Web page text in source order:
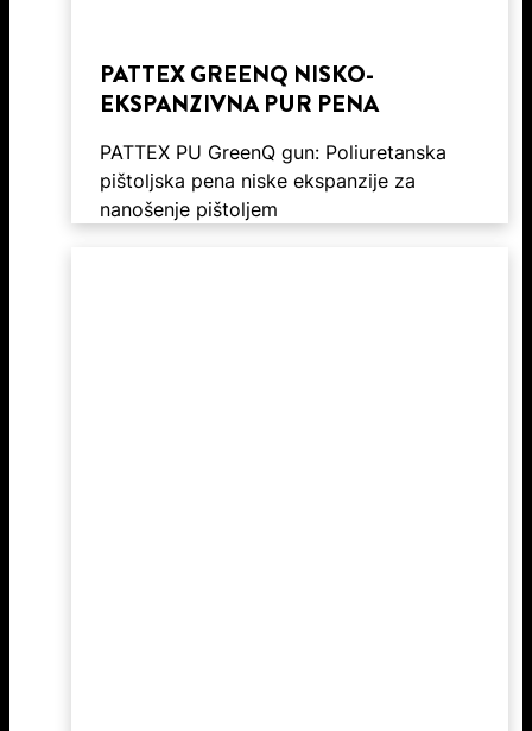
PATTEX GREENQ NISKO-
EKSPANZIVNA PUR PENA
PATTEX PU GreenQ gun: Poliuretanska
pištoljska pena niske ekspanzije za
nanošenje pištoljem